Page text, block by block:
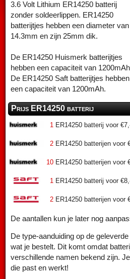
3.6 Volt Lithium ER14250 batterij
zonder soldeerlippen. ER14250
batterijtjes hebben een diameter van
14.3mm en zijn 25mm dik.
De ER14250 Huismerk batterijtjes
hebben een capaciteit van
De ER14250 Saft batterijtjes hebben
een capaciteit van 1200mAh.
Prijs ER14250 batterij
1 ER14250 batterij voor
2 ER14250 batterijen voor
10 ER14250 batterijen voor
1 ER14250 batterij voor
2 ER14250 batterijen voor
De aantallen kun je later nog
De type-aanduiding op de
wat je bestelt. Dit komt omdat
verschillende namen bekend zijn.
die past en werkt!